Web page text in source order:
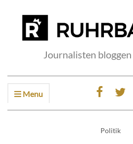
Journalisten
Menu
Politik